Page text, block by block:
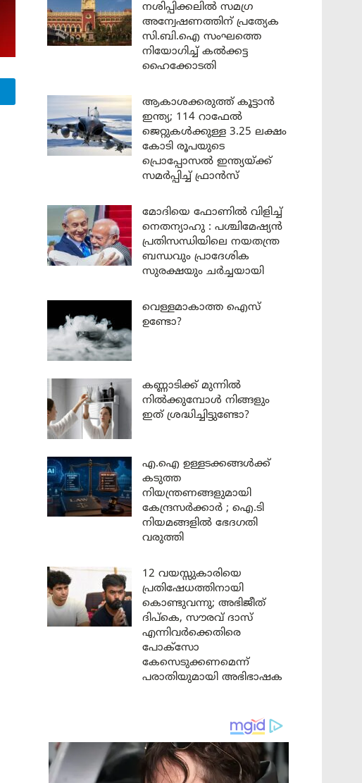
നശിപ്പിക്കലിൽ സമഗ്ര
അന്വേഷണത്തിന് പ്രത്യേക
സി.ബി.ഐ സംഘത്തെ
നിയോഗിച്ച് കൽക്കട്ട
ഹൈക്കോടതി
ആകാശക്കരുത്ത് കൂട്ടാൻ
ഇന്ത്യ; 114 റാഫേൽ
ജെറ്റുകൾക്കുള്ള 3.25 ലക്ഷം
കോടി രൂപയുടെ
പ്രൊപ്പോസൽ ഇന്ത്യയ്ക്ക്
സമർപ്പിച്ച് ഫ്രാൻസ്
മോദിയെ ഫോണിൽ വിളിച്ച്
നെതന്യാഹു : പശ്ചിമേഷ്യൻ
പ്രതിസന്ധിയിലെ നയതന്ത്ര
ബന്ധവും പ്രാദേശിക
സുരക്ഷയും ചർച്ചയായി
വെള്ളമാകാത്ത ഐസ്
ഉണ്ടോ?
കണ്ണാടിക്ക് മുന്നിൽ
നിൽക്കുമ്പോൾ നിങ്ങളും
ഇത് ശ്രദ്ധിച്ചിട്ടുണ്ടോ?
എ.ഐ ഉള്ളടക്കങ്ങൾക്ക്
കടുത്ത
നിയന്ത്രണങ്ങളുമായി
കേന്ദ്രസർക്കാർ ; ഐ.ടി
നിയമങ്ങളിൽ ഭേദഗതി
വരുത്തി
12 വയസ്സുകാരിയെ
പ്രതിഷേധത്തിനായി
കൊണ്ടുവന്നു; അഭിജീത്
ദിപ്കെ, സൗരവ് ദാസ്
എന്നിവർക്കെതിരെ
പോക്സോ
കേസെടുക്കണമെന്ന്
പരാതിയുമായി അഭിഭാഷക